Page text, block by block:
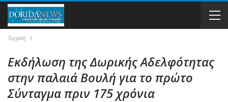
Αρχική
Εκδήλωση της Δωρικής Αδελφότητας
στην παλαιά Βουλή για το πρώτο
Σύνταγμα πριν 175 χρόνια